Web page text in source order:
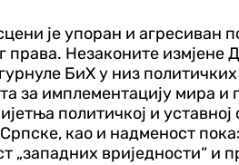
је упоран и
Незаконите измјене
БиХ у низ
за имплементацију мира
политичкој и
као и надменост
вриједности“ и